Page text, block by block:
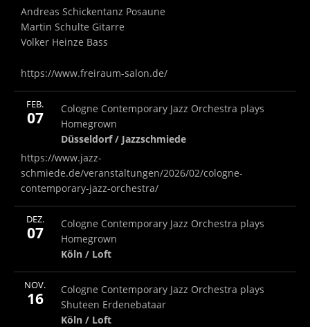
Andreas Schickentanz Posaune
Martin Schulte Gitarre
Volker Heinze Bass
https://www.freiraum-salon.de/
FEB.
07
Cologne Contemporary Jazz Orchestra plays
Homegrown
Düsseldorf / Jazzschmiede
Jazzschmiede Düsseldorf / Jazzschmiede
Note
https://www.jazz-
schmiede.de/veranstaltungen/2026/02/cologne-
contemporary-jazz-orchestra/
More
DEZ.
07
Cologne Contemporary Jazz Orchestra plays
Homegrown
Köln / Loft
Loft Köln / Loft
More
NOV.
16
Cologne Contemporary Jazz Orchestra plays
Shuteen Erdenebataar
Köln / Loft
Loft Köln / Loft
More